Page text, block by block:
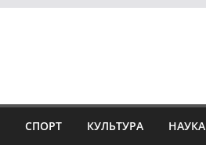
СПОРТ КУЛЬТУРА НАУКА